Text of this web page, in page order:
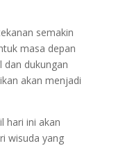
semakin
masa depan
dan dukungan
akan menjadi
hari ini akan
wisuda yang